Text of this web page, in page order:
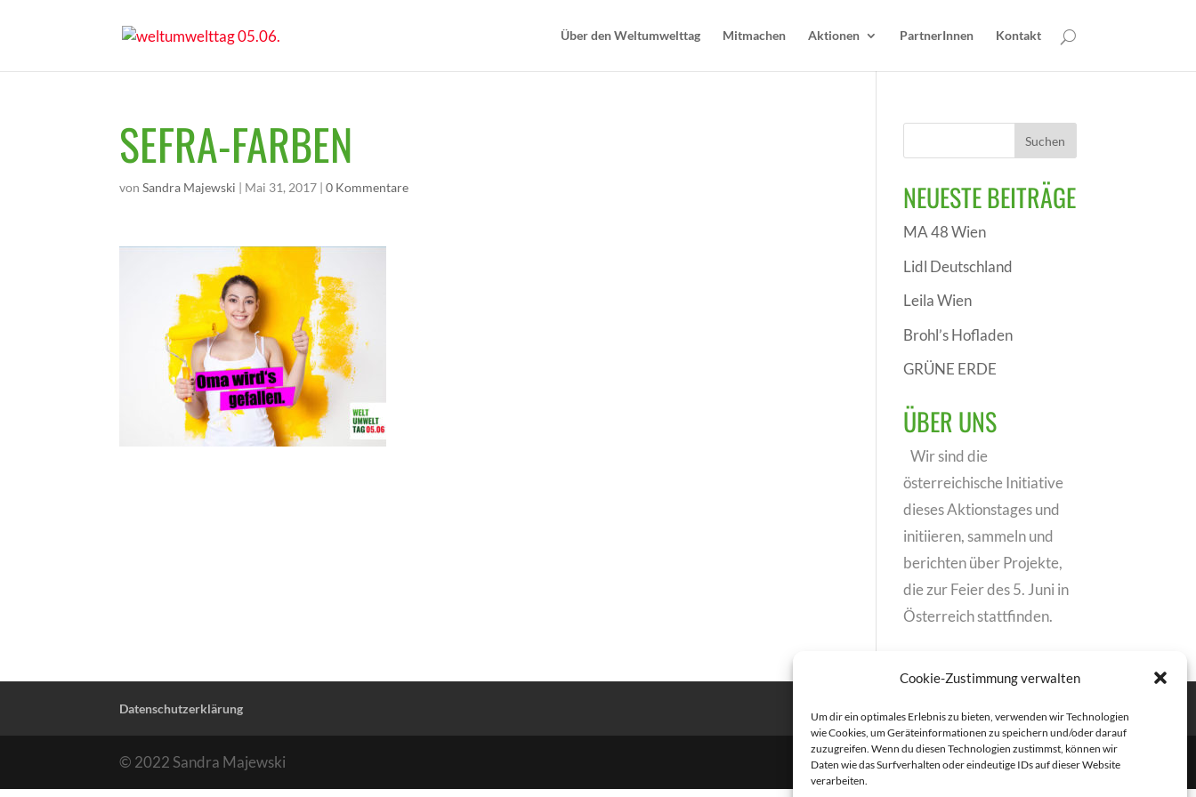
Cookie-Zustimmung verwalten
Um dir ein optimales Erlebnis zu bieten, verwenden wir Technologien
wie Cookies, um Geräteinformationen zu speichern und/oder darauf
zuzugreifen. Wenn du diesen Technologien zustimmst, können wir
Daten wie das Surfverhalten oder eindeutige IDs auf dieser Website
verarbeiten.
Über den Weltumwelttag Mitmachen Aktionen PartnerInnen Kontakt
SEFRA-FARBEN
vonSandra Majewski | Mai 31, 2017 |0 Kommentare NEUESTE BEITRÄGE
MA 48 Wien
Lidl Deutschland
Leila Wien
Brohl’s Hofladen
GRÜNE ERDE
ÜBER UNS
Wir sind die
österreichische Initiative
dieses Aktionstages und
initiieren, sammeln und
berichten über Projekte,
die zur Feier des 5. Juni in
Österreich stattfinden.
Datenschutzerklärung
© 2022 Sandra Majewski